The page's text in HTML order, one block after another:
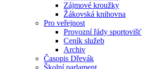
Zájmové kroužky
Žákovská knihovna
Pro veřejnost
Provozní řády sportovišť
Ceník služeb
Archiv
Časopis Dřevák
Školní parlament